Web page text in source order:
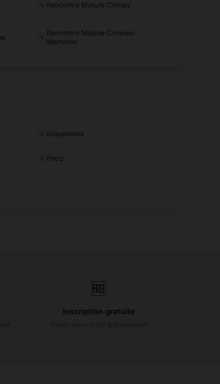
Rencontre Mature Chimay
Rencontre Mature Comines-
Warneton
Erquelinnes
Pecq
🆓
Inscription gratuite